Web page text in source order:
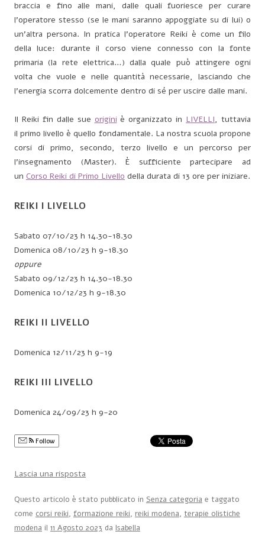
braccia e fino alle mani, dalle quali fuoriesce per curare
l’operatore stesso (se le mani saranno appoggiate su di lui) o
un’altra persona. In pratica l’operatore Reiki è come un filo
della luce: durante il corso viene connesso con la fonte
primaria (la rete elettrica…) dalla quale può attingere ogni
volta che vuole e nelle quantità necessarie, lasciando che
l’energia scorra dolcemente dentro di sé per uscire dalle mani.
Il Reiki fin dalle sue originiè organizzato in LIVELLI, tuttavia
il primo livello è quello fondamentale. La nostra scuola propone
corsi di primo, secondo, terzo livello e un percorso per
l’insegnamento (Master). È sufficiente partecipare ad
un Corso Reiki di Primo Livello della durata di 13 ore per iniziare.
REIKI I LIVELLO
Sabato 07/10/23 h 14.30-18.30
Domenica 08/10/23 h 9-18.30
oppure
Sabato 09/12/23 h 14.30-18.30
Domenica 10/12/23 h 9-18.30
REIKI II LIVELLO
Domenica 12/11/23 h 9-19
REIKI III LIVELLO
Domenica 24/09/23 h 9-20
Follow
Lascia una risposta
Questo articolo è stato pubblicato in Senza categoria e taggato
come corsi reiki, formazione reiki, reiki modena, terapie olistiche
modena il 11 Agosto 2023 da Isabella